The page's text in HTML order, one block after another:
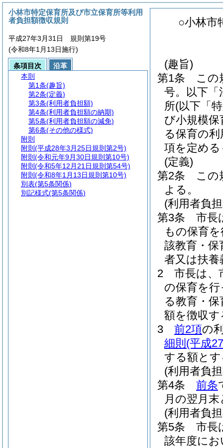
○小林市
(趣旨)
第1条
この
号。以下「
所(以下「
び小規模保
る保育の
項を定め
(定義)
第2条
この
よる。
(利用者負
第3条
市長
もの保育
該教育・保
者又は扶
2
市長は、
の保育を
る教育・
額を徴収
3
前2項の
細則 (平成
する額と
(利用者負
第4条
前条
月の翌月
(利用者負
第5条
市長
該年度に
小林市特定保育所及び市立保育所等利用
者負担額徴収規則
平成27年3月31日 規則第19号
(令和8年1月13日施行)
条項目次
沿革
本則
第1条(趣旨)
第2条(定義)
第3条(利用者負担額)
第4条(利用者負担額の納期)
第5条(利用者負担額の減免)
第6条(その他の様式)
附則
附則 (平成28年3月25日規則第2号)
附則 (令和元年9月30日規則第10号)
附則 (令和5年12月21日規則第54号)
附則 (令和8年1月13日規則第10号)
別表(第5条関係)
別記様式(第5条関係)